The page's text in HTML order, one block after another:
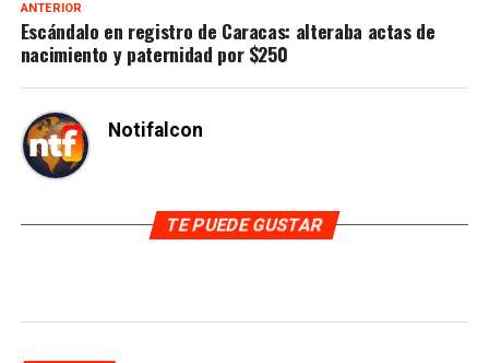
ANTERIOR
Escándalo en registro de Caracas: alteraba actas de
nacimiento y paternidad por $250
Notifalcon
TE PUEDE GUSTAR